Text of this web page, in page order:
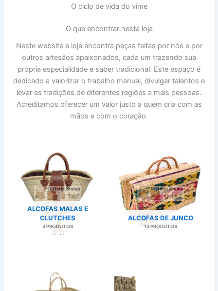
O ciclo de vida do vime
O que encontrar nesta loja
Neste website e loja encontra peças feitas por nós e por
outros artesãos apaixonados, cada um trazendo sua
própria especialidade e saber tradicional. Este espaço é
dedicado a valorizar o trabalho manual, divulgar talentos e
levar as tradições de diferentes regiões a mais pessoas.
Acreditamos oferecer um valor justo a quem cria com as
mãos e com o coração.
ALCOFAS MALAS E
CLUTCHES
3 PRODUTOS
ALCOFAS DE JUNCO
13 PRODUTOS